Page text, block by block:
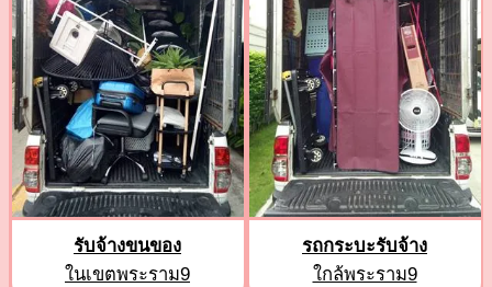
รับจ้างขนของ
ในเขตพระราม9
รถกระบะรับจ้าง
ใกล้พระราม9